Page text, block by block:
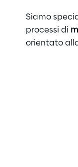
Siamo
processi di
orientato